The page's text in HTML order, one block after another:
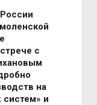
с
на
систем» и